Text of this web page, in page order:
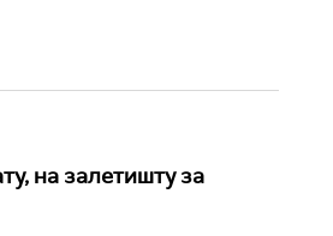
на залетишту за